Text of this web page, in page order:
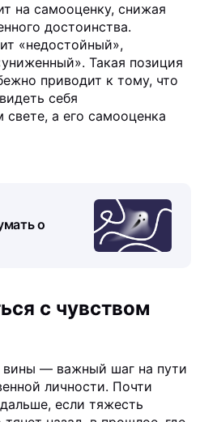
на самооценку, снижая
достоинства.
«недостойный»,
Такая позиция
приводит к тому, что
себя
свете, а его самооценка
о
с чувством
вины — важный шаг на пути
личности. Почти
если тяжесть